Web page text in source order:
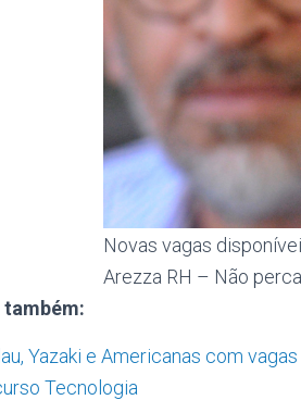
Novas vagas
Arezza RH – Não
também:
Yazaki e Americanas com
Tecnologia